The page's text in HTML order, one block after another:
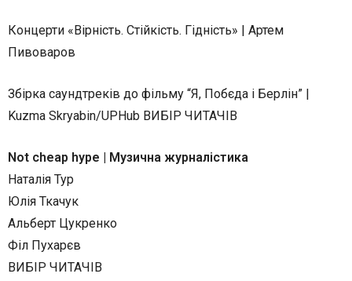
Концерти «Вірність. Стійкість. Гідність» | Артем
Пивоваров
Збірка саундтреків до фільму “Я, Побєда і Берлін” |
Kuzma Skryabin/UPHub ВИБІР ЧИТАЧІВ
Not cheap hype | Музична журналістика
Наталія Тур
Юлія Ткачук
Альберт Цукренко
Філ Пухарєв
ВИБІР ЧИТАЧІВ